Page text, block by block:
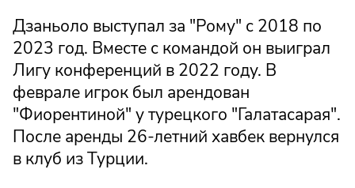
Дзаньоло выступал за "Рому" с 2018 по
2023 год. Вместе с командой он выиграл
Лигу конференций в 2022 году. В
феврале игрок был арендован
"Фиорентиной" у турецкого "Галатасарая".
После аренды 26-летний хавбек вернулся
в клуб из Турции.